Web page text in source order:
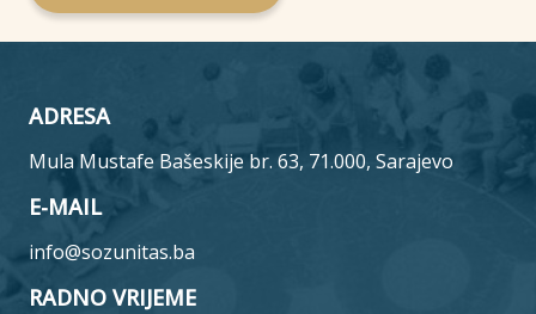
ADRESA
Mula Mustafe Bašeskije br. 63, 71.000, Sarajevo
E-MAIL
info@sozunitas.ba
RADNO VRIJEME